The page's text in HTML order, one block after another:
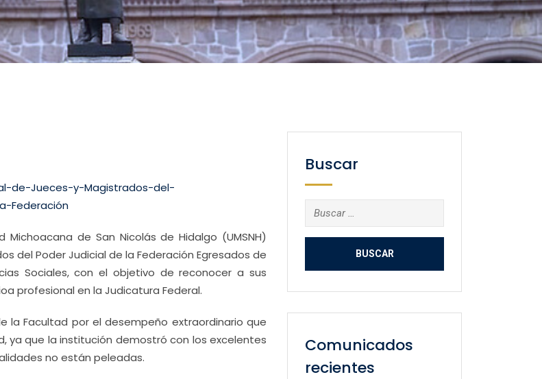
Michoacana de San Nicolás de Hidalgo (UMSNH)
del Poder Judicial de la Federación Egresados de
Sociales, con el objetivo de reconocer a sus
profesional en la Judicatura Federal.
la Facultad por el desempeño extraordinario que
ya que la institución demostró con los excelentes
no están peleadas.
Buscar
Buscar:
Comunicados
recientes